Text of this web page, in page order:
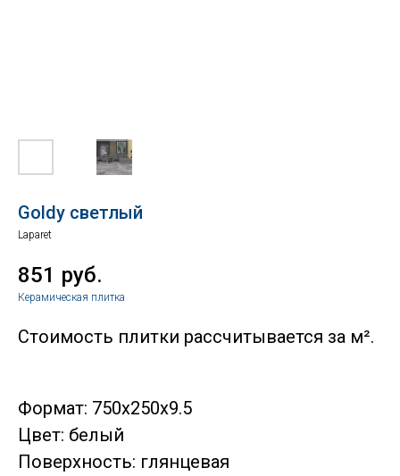
Goldy светлый
Laparet
851 руб.
Керамическая плитка
Стоимость плитки рассчитывается за м².
Формат: 750x250x9.5
Цвет: белый
Поверхность: глянцевая